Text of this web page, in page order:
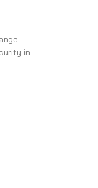
in